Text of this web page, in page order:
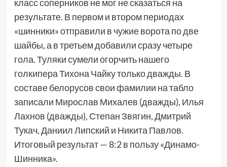
класс соперников не мог не сказаться на
результате. В первом и втором периодах
«шинники» отправили в чужие ворота по две
шайбы, а в третьем добавили сразу четыре
гола. Туляки сумели огорчить нашего
голкипера Тихона Чайку только дважды. В
составе белорусов свои фамилии на табло
записали Мирослав Михалев (дважды), Илья
Лахнов (дважды), Степан Звягин, Дмитрий
Тукач, Даниил Липский и Никита Павлов.
Итоговый результат — 8:2 в пользу «Динамо-
Шинника».